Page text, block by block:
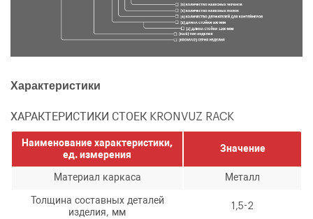
Характеристики
ХАРАКТЕРИСТИКИ СТОЕК KRONVUZ RACK
Наименование характеристики,
ед. измерения
Значение
Материал каркаса Металл
Толщина составных деталей
изделия, мм
1,5-2